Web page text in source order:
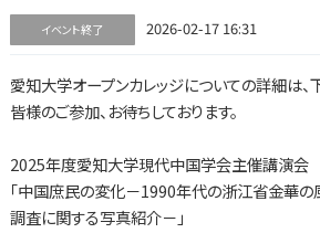
イベント終了 2026-02-17 16:31
愛知大学オープンカレッジについての詳細は、
皆様のご参加、お待ちしております。
2025年度愛知大学現代中国学会主催講演会
｢中国庶民の変化－1990年代の浙江省金華の
調査に関する写真紹介－｣